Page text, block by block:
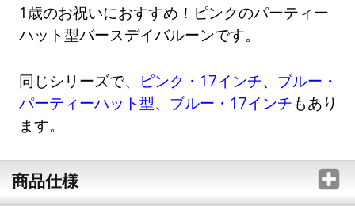
1歳のお祝いにおすすめ！ピンクのパーティー
ハット型バースデイバルーンです。
同じシリーズで、 ピンク・17インチ、 ブルー・
パーティーハット型、 ブルー・17インチもあり
ます。
商品仕様